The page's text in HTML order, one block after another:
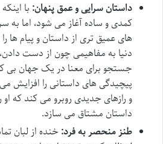
داستان سرایی و عمق پنهان: با
کمدی و ساده آغاز می شود، اما
های عمیق تری از داستان و پیام ها
دنیا به مفاهیمی چون از دست
جستجو برای معنا در یک جهان بی
پیچیدگی های داستانی را افزایش می
و رازهای جدیدی روبرو می کند که او
داستان مشتاق می سازد.
طنز منحصر به فرد: خنده از لبان